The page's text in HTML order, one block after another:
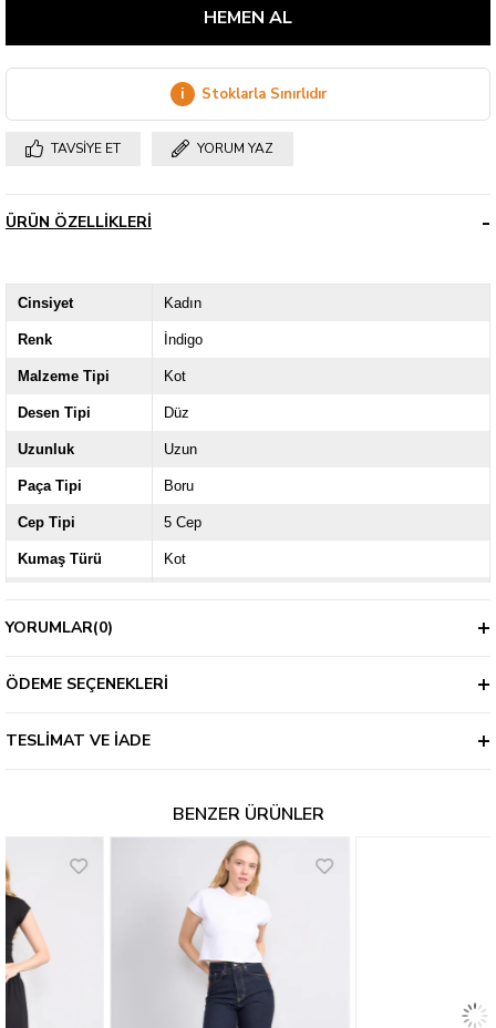
i Stoklarla Sınırlıdır
TAVSIYE ET YORUM YAZ
ÜRÜN ÖZELLIKLERI
Cinsiyet Kadın
Renk İndigo
Malzeme Tipi Kot
Desen Tipi Düz
Uzunluk Uzun
Paça Tipi Boru
Cep Tipi 5 Cep
Kumaş Türü Kot
Bel Tipi
YORUMLAR(0)
ÖDEME SEÇENEKLERI
TESLIMAT VE İADE
BENZER ÜRÜNLER